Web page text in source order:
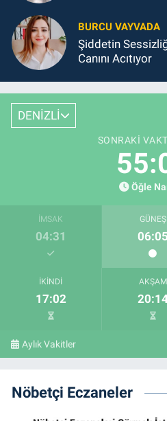
BURCU VAYVADA
Şiddetin
Canını Acıtıyor
DENİZLİ
SONRAKI
Öğle
İMSAK
04:31
GÜNEŞ
06:05
İKINDI
17:02
AKŞAM
Aylık Vakitler
Nöbetçi Eczaneler